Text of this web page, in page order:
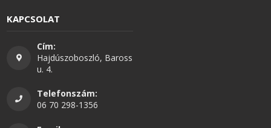
KAPCSOLAT
Cím:
Hajdúszoboszló, Baross
u. 4.
Telefonszám:
06 70 298-1356